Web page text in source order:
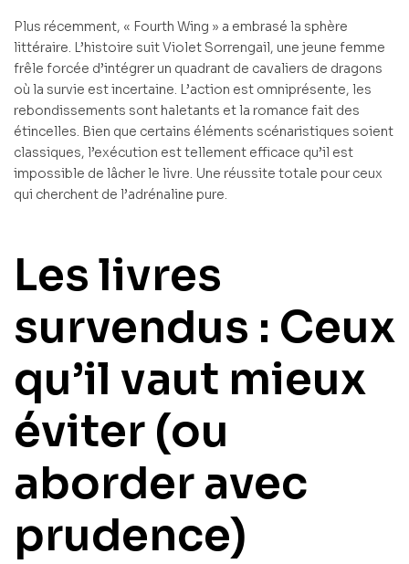
Plus récemment, « Fourth Wing » a embrasé la sphère
littéraire. L’histoire suit Violet Sorrengail, une jeune femme
frêle forcée d’intégrer un quadrant de cavaliers de dragons
où la survie est incertaine. L’action est omniprésente, les
rebondissements sont haletants et la romance fait des
étincelles. Bien que certains éléments scénaristiques soient
classiques, l’exécution est tellement efficace qu’il est
impossible de lâcher le livre. Une réussite totale pour ceux
qui cherchent de l’adrénaline pure.
Les livres
survendus : Ceux
qu’il vaut mieux
éviter (ou
aborder avec
prudence)